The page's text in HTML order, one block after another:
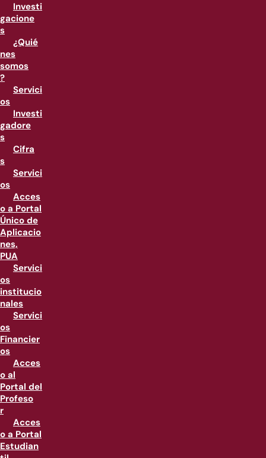
Investi
gacione
s
¿Quié
nes
somos
?
Servici
os
Investi
gadore
s
Cifra
s
Servici
os
Acces
o a Portal
Único de
Aplicacio
nes,
PUA
Servici
os
institucio
nales
Servici
os
Financier
os
Acces
o al
Portal del
Profeso
r
Acces
o a Portal
Estudian